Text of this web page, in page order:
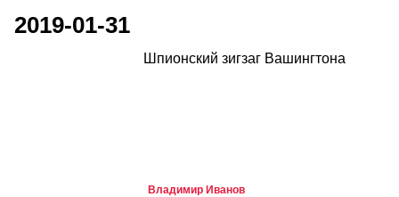
2019-01-31
Шпионский зигзаг Вашингтона
Владимир Иванов